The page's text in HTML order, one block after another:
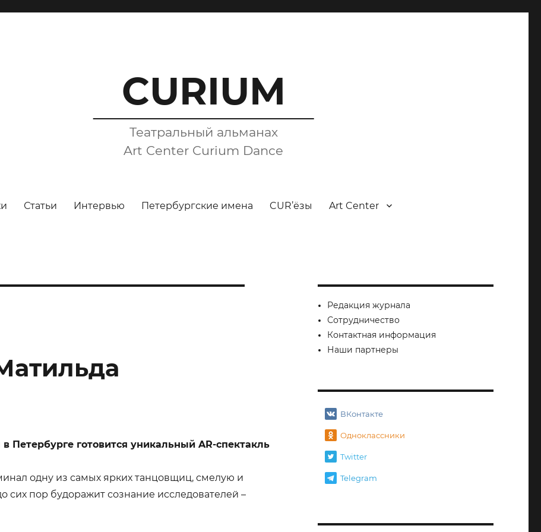
CURIUM
Театральный альманах
Art Center Curium Dance
Статьи Интервью Петербургские имена CUR’ёзы Art Center
Петербурге готовится уникальный AR-спектакль
одну из самых ярких танцовщиц, смелую и
сих пор будоражит сознание исследователей –
Редакция журнала
Сотрудничество
Контактная информация
Наши партнеры
ВКонтакте
Одноклассники
Twitter
Telegram